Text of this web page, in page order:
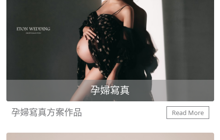
孕婦寫真
孕婦寫真方案作品 Read More